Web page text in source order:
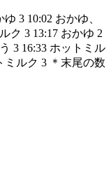
3 10:02 おかゆ、
ク 3 13:17 おかゆ 2
3 16:33 ホットミル
ミルク 3 ＊末尾の数